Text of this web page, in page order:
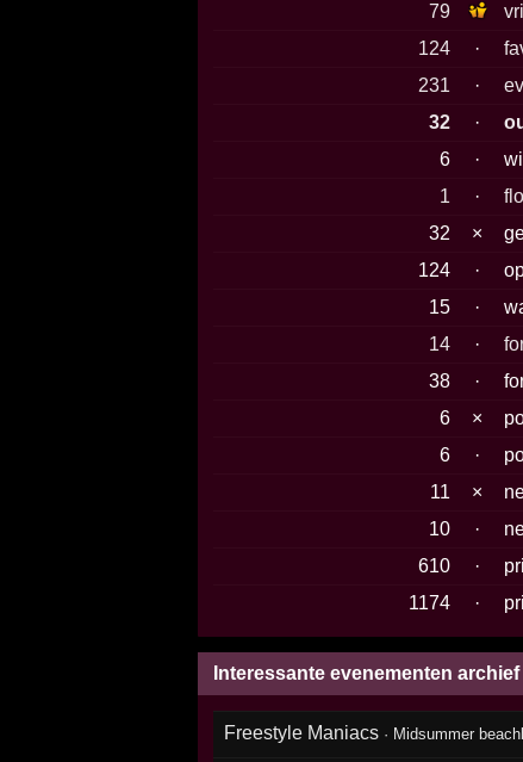
79
124
·
231
·
32
·
6
·
1
·
32
×
124
·
15
·
14
·
38
·
6 ×
6
·
11
×
10
·
610
·
1174
·
Interessante evenementen archief
Freestyle Maniacs · Midsummer